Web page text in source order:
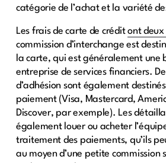
catégorie de l’achat et la variété
Les frais de carte de créditont
commission d’interchange est
la carte, qui est généralement une
entreprise de services financiers.
d’adhésion sont également
paiement (Visa, Mastercard,
Discover, par exemple). Les
également louer ou acheter
traitement des paiements, qu’ils
au moyen d’une petite commission